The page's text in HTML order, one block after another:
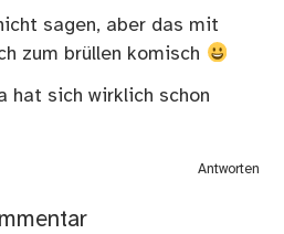
sagen, aber das mit
zum brüllen komisch
hat sich wirklich schon
Antworten